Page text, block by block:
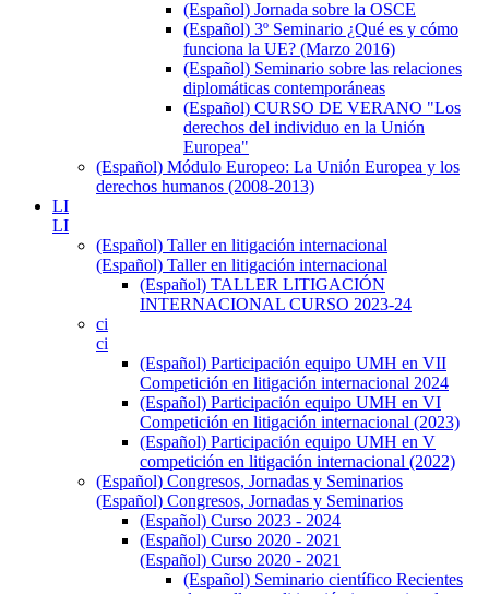
(Español) Jornada sobre la OSCE
(Español) 3º Seminario ¿Qué es y cómo
funciona la UE? (Marzo 2016)
(Español) Seminario sobre las relaciones
diplomáticas contemporáneas
(Español) CURSO DE VERANO "Los
derechos del individuo en la Unión
Europea"
(Español) Módulo Europeo: La Unión Europea y los
derechos humanos (2008-2013)
LI
LI
(Español) Taller en litigación internacional
(Español) Taller en litigación internacional
(Español) TALLER LITIGACIÓN
INTERNACIONAL CURSO 2023-24
ci
ci
(Español) Participación equipo UMH en VII
Competición en litigación internacional 2024
(Español) Participación equipo UMH en VI
Competición en litigación internacional (2023)
(Español) Participación equipo UMH en V
competición en litigación internacional (2022)
(Español) Congresos, Jornadas y Seminarios
(Español) Congresos, Jornadas y Seminarios
(Español) Curso 2023 - 2024
(Español) Curso 2020 - 2021
(Español) Curso 2020 - 2021
(Español) Seminario científico Recientes